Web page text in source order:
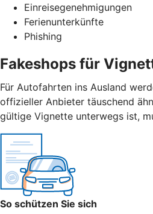
Einreisegenehmigungen
Ferienunterkünfte
Phishing
Fakeshops für
Für Autofahrten ins Ausland
offizieller Anbieter täuschend
gültige Vignette unterwegs ist,
So schützen Sie sich